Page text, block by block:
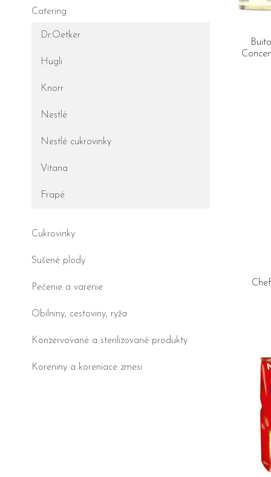
Catering
Dr.Oetker
Hugli
Knorr
Nestlé
Nestlé cukrovinky
Vitana
Frapé
Cukrovinky
Sušené plody
Pečenie a varenie
Obilniny, cestoviny, ryža
Konzervované a sterilizované produkty
Koreniny a koreniace zmesi